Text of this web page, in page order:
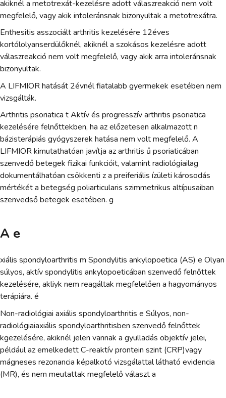
akiknél a metotrexát-kezelésre adott válaszreakció nem volt
megfelelő, vagy akik intoleránsnak bizonyultak a metotrexátra.
Enthesitis asszociált arthritis kezelésére 12éves
kortólolyanserdülőknél, akiknél a szokásos kezelésre adott
válaszreakció nem volt megfelelő, vagy akik arra intoleránsnak
bizonyultak.
A LIFMIOR hatását 2évnél fiatalabb gyermekek esetében nem
vizsgálták.
Arthritis psoriatica t Aktív és progresszív arthritis psoriatica
kezelésére felnőttekben, ha az előzetesen alkalmazott n
bázisterápiás gyógyszerek hatása nem volt megfelelő. A
LIFMIOR kimutathatóan javítja az arthritis ű psoriaticában
szenvedő betegek fizikai funkcióit, valamint radiológiailag
dokumentálhatóan csökkenti z a preiferiális ízületi károsodás
mértékét a betegség poliarticularis szimmetrikus altípusaiban
szenvedső betegek esetében. g
A e
xiális spondyloarthritis m Spondylitis ankylopoetica (AS) e Olyan
súlyos, aktív spondylitis ankylopoeticában szenvedő felnőttek
kezelésére, akliyk nem reagáltak megfelelően a hagyományos
terápiára. é
Non-radiológiai axiális spondyloarthritis e Súlyos, non-
radiológiaiaxiális spondyloarthritisben szenvedő felnőttek
kgezelésére, akiknél jelen vannak a gyulladás objektív jelei,
például az emelkedett C-reaktív prontein szint (CRP)vagy
mágneses rezonancia képalkotó vizsgálattal látható evidencia
(MR), és nem meutattak megfelelő választ a